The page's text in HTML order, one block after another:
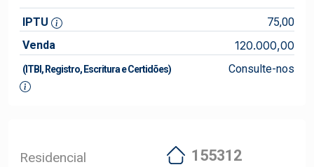
IPTU
75,00
Venda
120.000,00
(ITBI, Registro, Escritura e Certidões) Consulte-nos
Residencial 155312